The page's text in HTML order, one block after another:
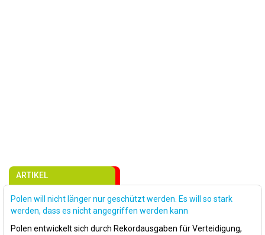
ARTIKEL
Polen will nicht länger nur geschützt werden. Es will so stark
werden, dass es nicht angegriffen werden kann
Polen entwickelt sich durch Rekordausgaben für Verteidigung,